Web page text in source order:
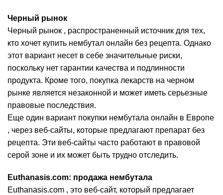
Черный рынок
Черный рынок , распространенный источник для тех,
кто хочет купить нембутал онлайн без рецепта. Однако
этот вариант несет в себе значительные риски,
поскольку нет гарантии качества и подлинности
продукта. Кроме того, покупка лекарств на черном
рынке является незаконной и может иметь серьезные
правовые последствия.
Еще один вариант покупки нембутала онлайн в Европе
, через веб-сайты, которые предлагают препарат без
рецепта. Эти веб-сайты часто работают в правовой
серой зоне и их может быть трудно отследить.
Euthanasis.com: продажа нембутала
Euthanasis.com , это веб-сайт, который предлагает